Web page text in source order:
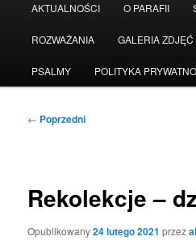
AKTUALNOŚCI O PARAFII
ROZWAŻANIA GALERIA ZDJĘĆ
PSALMY POLITYKA
Nawigacja
← Poprzedni
Rekolekcje –
Opublikowany24 lutego 2021 przez